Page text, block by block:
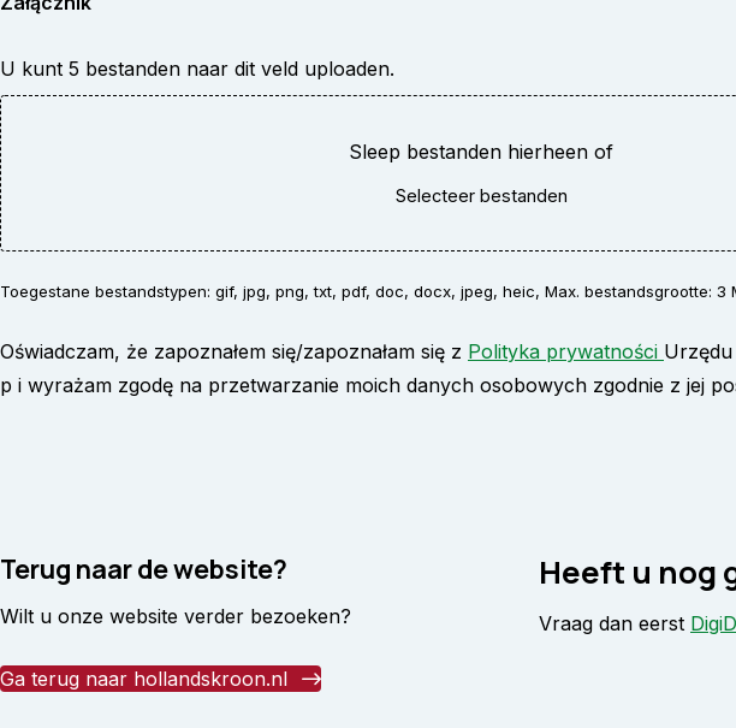
U kunt 5 bestanden naar dit veld uploaden.
Sleep bestanden hierheen of
Selecteer bestanden
Toegestane bestandstypen: gif, jpg, png, txt, pdf, doc, docx, jpeg, heic, Max. bestandsgrootte: 3
Oświadczam, że zapoznałem się/zapoznałam się z Polityka prywatności (opent
p i wyrażam zgodę na przetwarzanie moich danych osobowych zgodnie z jej
Terug naar de website?
Wilt u onze website verder bezoeken?
Ga terug naar hollandskroon.nl
Heeft u nog
Vraag dan eerst DigiD